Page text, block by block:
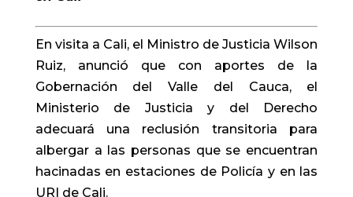
En visita a Cali, el Ministro de Justicia Wilson
Ruiz, anunció que con aportes de la
Gobernación del Valle del Cauca, el
Ministerio de Justicia y del Derecho
adecuará una reclusión transitoria para
albergar a las personas que se encuentran
hacinadas en estaciones de Policía y en las
URI de Cali.